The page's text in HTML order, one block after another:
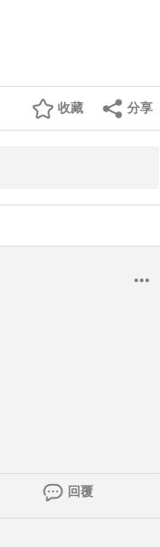
分享
收藏
回覆